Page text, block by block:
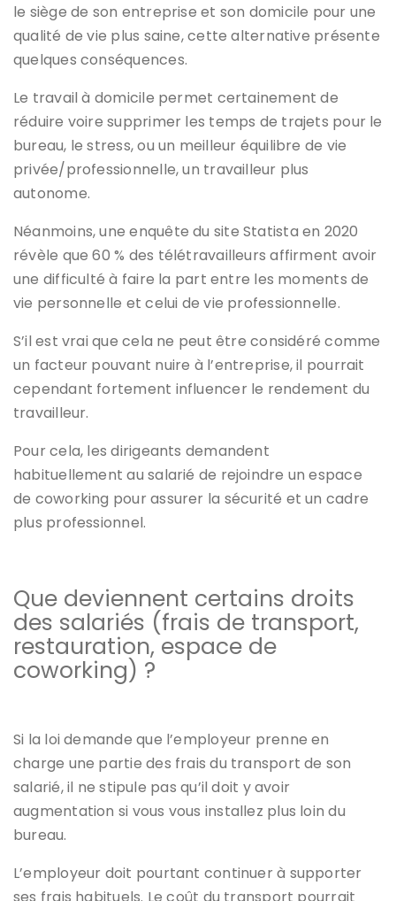
le siège de son entreprise et son domicile pour une
qualité de vie plus saine, cette alternative présente
quelques conséquences.
Le travail à domicile permet certainement de
réduire voire supprimer les temps de trajets pour le
bureau, le stress, ou un meilleur équilibre de vie
privée/professionnelle, un travailleur plus
autonome.
Néanmoins, une enquête du site Statista en 2020
révèle que 60 % des télétravailleurs affirment avoir
une difficulté à faire la part entre les moments de
vie personnelle et celui de vie professionnelle.
S’il est vrai que cela ne peut être considéré comme
un facteur pouvant nuire à l’entreprise, il pourrait
cependant fortement influencer le rendement du
travailleur.
Pour cela, les dirigeants demandent
habituellement au salarié de rejoindre un espace
de coworking pour assurer la sécurité et un cadre
plus professionnel.
Que deviennent certains droits
des salariés (frais de transport,
restauration, espace de
coworking) ?
Si la loi demande que l’employeur prenne en
charge une partie des frais du transport de son
salarié, il ne stipule pas qu’il doit y avoir
augmentation si vous vous installez plus loin du
bureau.
L’employeur doit pourtant continuer à supporter
ses frais habituels. Le coût du transport pourrait